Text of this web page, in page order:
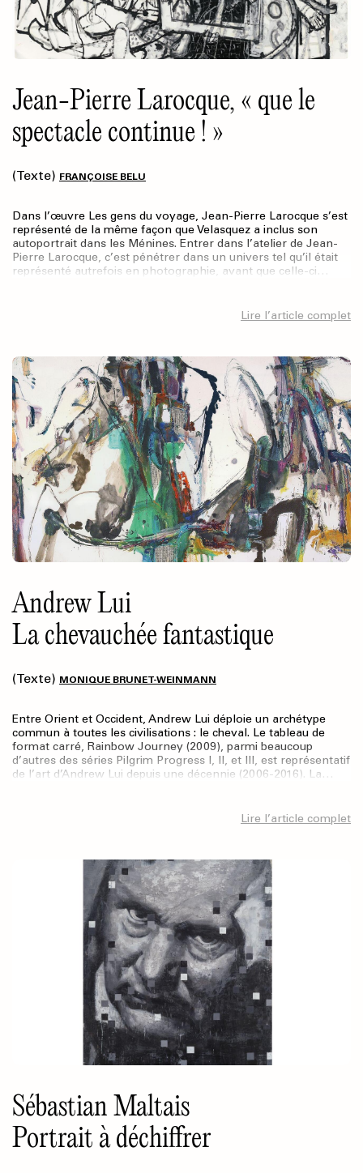
Jean-Pierre Larocque, « que le
spectacle continue ! »
(Texte) FRANÇOISE BELU
Dans l’œuvre Les gens du voyage, Jean-Pierre Larocque s’est
représenté de la même façon que Velasquez a inclus son
autoportrait dans les Ménines. Entrer dans l’atelier de Jean-
Pierre Larocque, c’est pénétrer dans un univers tel qu’il était
représenté autrefois en photographie, avant que celle-ci…
Lire l’article complet
Andrew Lui
La chevauchée fantastique
(Texte) MONIQUE BRUNET-WEINMANN
Entre Orient et Occident, Andrew Lui déploie un archétype
commun à toutes les civilisations : le cheval. Le tableau de
format carré, Rainbow Journey (2009), parmi beaucoup
d’autres des séries Pilgrim Progress I, II, et III, est représentatif
de l’art d’Andrew Lui depuis une décennie (2006-2016). La…
Lire l’article complet
Sébastian Maltais
Portrait à déchiffrer